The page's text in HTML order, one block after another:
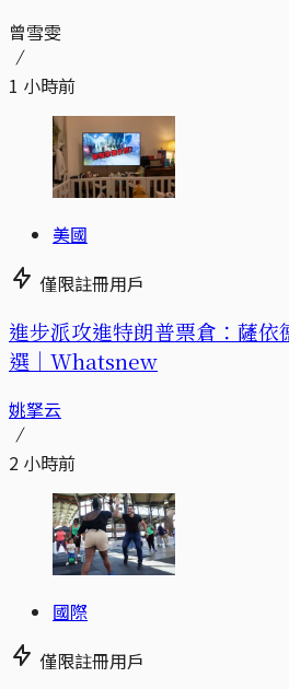
曾雪雯
1 小時前
美國
僅限註冊用戶
進步派攻進特朗普票倉：薩依
選｜Whatsnew
姚拏云
2 小時前
國際
僅限註冊用戶